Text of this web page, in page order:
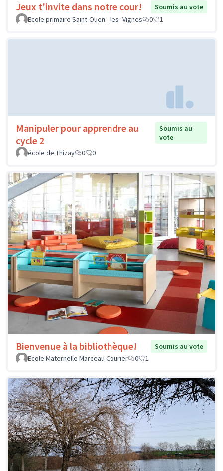
Jeux t'invite dans notre cour!
Soumis au vote
Ecole primaire Saint-Ouen - les -Vignes
0 1
Manipuler pour apprendre au
cycle 2
Soumis au
vote
école de Thizay
0 0
Bienvenue à la bibliothèque!
Soumis au vote
Ecole Maternelle Marceau Courier
0 1